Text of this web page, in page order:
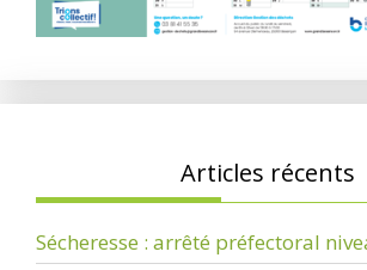
Articles récents
Sécheresse : arrêté préfectoral